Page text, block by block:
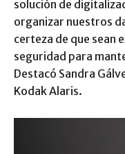
solución de
organizar nuestros
certeza de que sean
seguridad para
Destacó Sandra
Kodak Alaris.